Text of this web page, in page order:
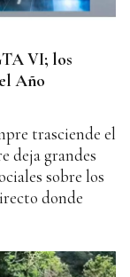
VI; los
Año
trasciende el
deja grandes
sobre los
donde